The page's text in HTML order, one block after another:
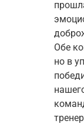
Обе
но в